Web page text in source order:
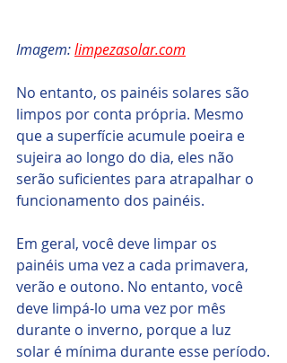
Imagem: limpezasolar.com
No entanto, os painéis solares são
limpos por conta própria. Mesmo
que a superfície acumule poeira e
sujeira ao longo do dia, eles não
serão suficientes para atrapalhar o
funcionamento dos painéis.
Em geral, você deve limpar os
painéis uma vez a cada primavera,
verão e outono. No entanto, você
deve limpá-lo uma vez por mês
durante o inverno, porque a luz
solar é mínima durante esse período.